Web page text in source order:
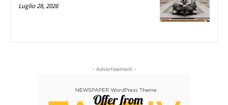
Luglio 28, 2026
- Advertisement -